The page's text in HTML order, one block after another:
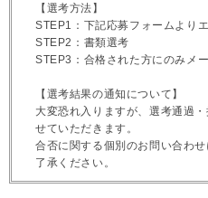
【選考方法】
STEP1：下記応募フォームより
STEP2：書類選考
STEP3：合格された方にのみメ
【選考結果の通知について】
大変恐れ入りますが、選考通過
せていただきます。
合否に関する個別のお問い合わ
了承ください。